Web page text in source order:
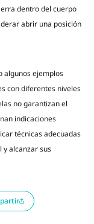
dentro del cuerpo
abrir una posición
algunos ejemplos
con diferentes niveles
no garantizan el
indicaciones
técnicas adecuadas
y alcanzar sus